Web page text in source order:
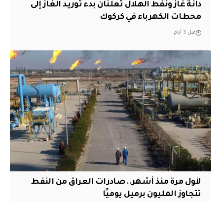
دانة غاز ونفط الهلال تعلنان بدء توريد الغاز إلى
محطات الكهرباء في كركوك
قبل 3 أيام
لأول مرة منذ أشهر.. صادرات العراق من النفط
تتجاوز المليون برميل يوميًا